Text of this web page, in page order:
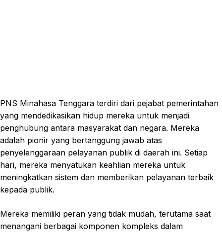
PNS Minahasa Tenggara terdiri dari pejabat pemerintahan
yang mendedikasikan hidup mereka untuk menjadi
penghubung antara masyarakat dan negara. Mereka
adalah pionir yang bertanggung jawab atas
penyelenggaraan pelayanan publik di daerah ini. Setiap
hari, mereka menyatukan keahlian mereka untuk
meningkatkan sistem dan memberikan pelayanan terbaik
kepada publik.
Mereka memiliki peran yang tidak mudah, terutama saat
menangani berbagai komponen kompleks dalam